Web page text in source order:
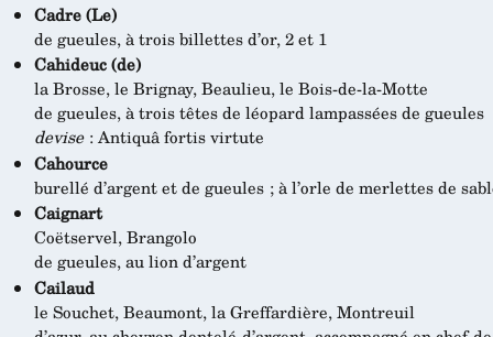
Cadre (Le)
de gueules, à trois billettes d’or, 2 et 1
Cahideuc (de)
la Brosse, le Brignay, Beaulieu, le Bois-de-la-Motte
de gueules, à trois têtes de léopard lampassées de gueules
devise: Antiquâ fortis virtute
Cahource
burellé d’argent et de gueules ; à l’orle de merlettes de
Caignart
Coëtservel, Brangolo
de gueules, au lion d’argent
Cailaud
le Souchet, Beaumont, la Greffardière, Montreuil